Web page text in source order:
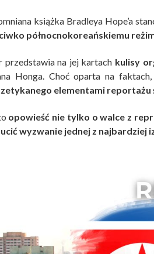
książka Bradleya Hope’a
północnokoreańskiemu
przedstawia na jej kartach kulisy
Honga. Choć oparta na
elementami reportażu
opowieść nie tylko o walce z
wyzwanie jednej z najbardziej